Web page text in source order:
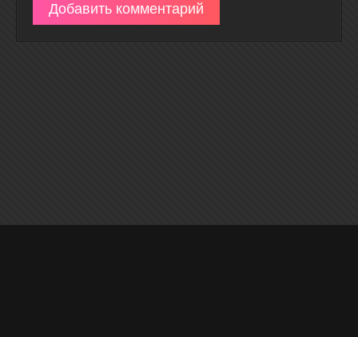
Добавить комментарий